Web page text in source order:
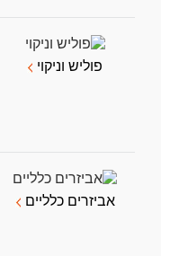
פוליש וניקוי
אביזרים כלליים